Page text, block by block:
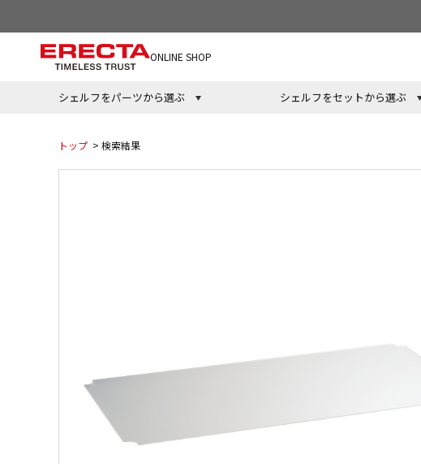
ONLINE SHOP
シェルフをパーツから選ぶ シェルフをセットから選ぶ
トップ > 検索結果